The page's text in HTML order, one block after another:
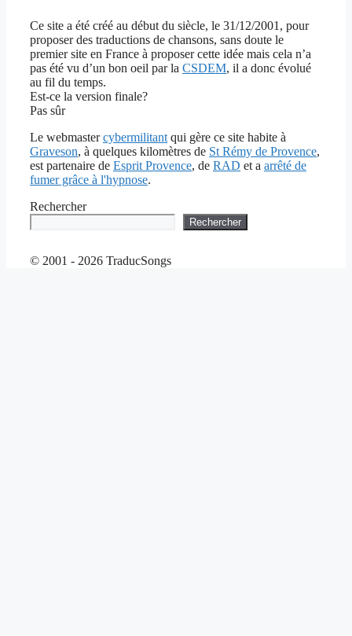
Ce site a été créé au début du siècle, le 31/12/2001, pour
proposer des traductions de chansons, sans doute le
premier site en France à proposer cette idée mais cela n’a
pas été vu d’un bon oeil par la CSDEM, il a donc évolué
au fil du temps.
Est-ce la version finale?
Pas sûr
Le webmastercybermilitant qui gère ce site habite à
Graveson, à quelques kilomètres de St Rémy de Provence,
est partenaire de Esprit Provence, de RAD et a arrêté de
fumer grâce à l'hypnose.
Rechercher
Rechercher
© 2001 - 2026 TraducSongs